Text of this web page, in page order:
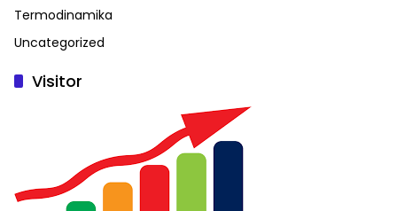
Termodinamika
Uncategorized
Visitor